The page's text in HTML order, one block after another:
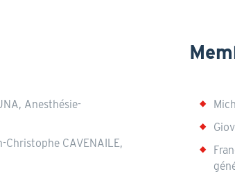
Anesthésie-
Christophe CAVENAILE,